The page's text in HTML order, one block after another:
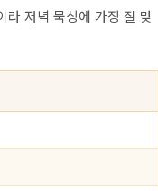
저녁 묵상에 가장 잘 맞